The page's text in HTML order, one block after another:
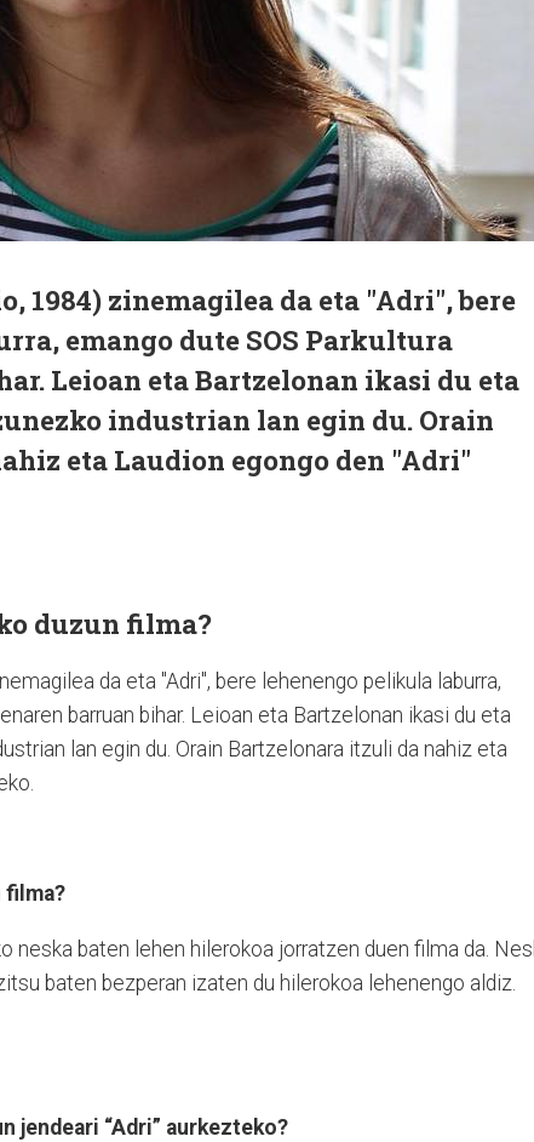
1984) zinemagilea da eta "Adri", bere
emango dute SOS Parkultura
Leioan eta Bartzelonan ikasi du eta
industrian lan egin du. Orain
eta Laudion egongo den "Adri"
duzun filma?
da eta "Adri", bere lehenengo pelikula laburra,
barruan bihar. Leioan eta Bartzelonan ikasi du eta
lan egin du. Orain Bartzelonara itzuli da nahiz eta
filma?
neska baten lehen hilerokoa jorratzen duen filma da.
baten bezperan izaten du hilerokoa lehenengo aldiz.
jendeari “Adri” aurkezteko?